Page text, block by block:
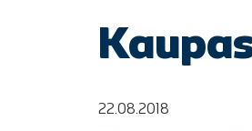
22.08.2018